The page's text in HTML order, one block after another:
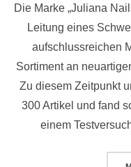
Die Marke „Juliana
Leitung eines
aufschlussreichen
Sortiment an
Zu diesem Zeitpunkt
300 Artikel und fand
einem